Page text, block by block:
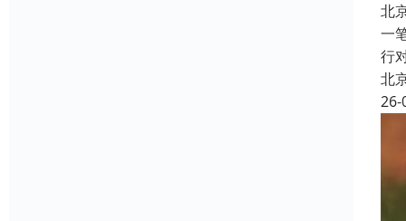
北
一
行
北
26-